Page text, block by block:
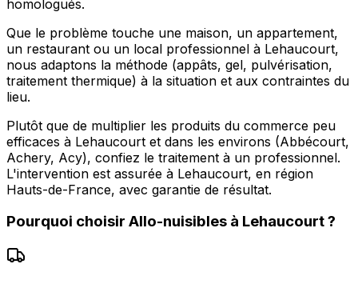
homologués.
Que le problème touche une maison, un appartement,
un restaurant ou un local professionnel à Lehaucourt,
nous adaptons la méthode (appâts, gel, pulvérisation,
traitement thermique) à la situation et aux contraintes du
lieu.
Plutôt que de multiplier les produits du commerce peu
efficaces à Lehaucourt et dans les environs (Abbécourt,
Achery, Acy), confiez le traitement à un professionnel.
L'intervention est assurée à Lehaucourt, en région
Hauts-de-France, avec garantie de résultat.
Pourquoi choisir Allo-nuisibles à Lehaucourt?